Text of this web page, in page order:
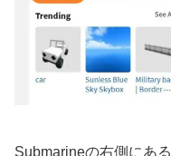
Submarineの右側にあ